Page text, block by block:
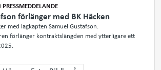
PRESSMEDDELANDE
förlänger med BK Häcken
med lagkapten Samuel Gustafson.
förlänger kontraktslängden med ytterligare ett